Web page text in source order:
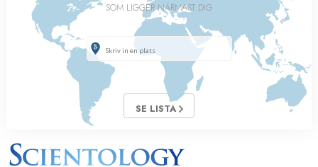
SOM LIGGER NÄRMAST DIG
SE LISTA